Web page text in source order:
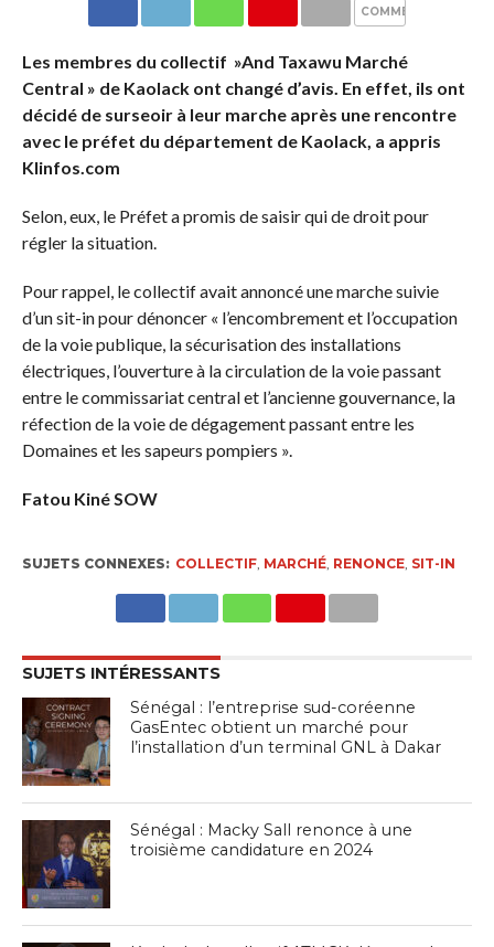
COMMENTAIRES
Les membres du collectif »And Taxawu Marché
Central » de Kaolack ont changé d’avis. En effet, ils ont
décidé de surseoir à leur marche après une rencontre
avec le préfet du département de Kaolack, a appris
Klinfos.com
Selon, eux, le Préfet a promis de saisir qui de droit pour
régler la situation.
Pour rappel, le collectif avait annoncé une marche suivie
d’un sit-in pour dénoncer « l’encombrement et l’occupation
de la voie publique, la sécurisation des installations
électriques, l’ouverture à la circulation de la voie passant
entre le commissariat central et l’ancienne gouvernance, la
réfection de la voie de dégagement passant entre les
Domaines et les sapeurs pompiers ».
Fatou Kiné SOW
SUJETS CONNEXES: COLLECTIF, MARCHÉ, RENONCE, SIT-IN
SUJETS INTÉRESSANTS
Sénégal : l’entreprise sud-coréenne
GasEntec obtient un marché pour
l’installation d’un terminal GNL à Dakar
Sénégal : Macky Sall renonce à une
troisième candidature en 2024